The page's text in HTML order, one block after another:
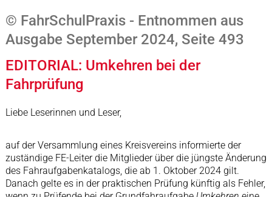
© FahrSchulPraxis - Entnommen aus
Ausgabe September 2024, Seite 493
EDITORIAL: Umkehren bei der
Fahrprüfung
Liebe Leserinnen und Leser,
auf der Versammlung eines Kreisvereins informierte der
zuständige FE-Leiter die Mitglieder über die jüngste Änderung
des Fahraufgabenkatalogs, die ab 1. Oktober 2024 gilt.
Danach gelte es in der praktischen Prüfung künftig als Fehler,